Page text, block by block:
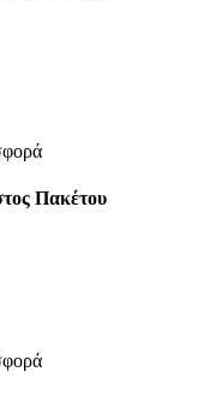
Πακέτου